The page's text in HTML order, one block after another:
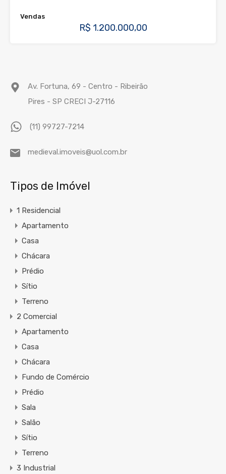
Vendas
R$ 1.200.000,00
Av. Fortuna, 69 - Centro - Ribeirão
Pires - SP CRECI J-27116
(11) 99727-7214
medieval.imoveis@uol.com.br
Tipos de Imóvel
1 Residencial
Apartamento
Casa
Chácara
Prédio
Sítio
Terreno
2 Comercial
Apartamento
Casa
Chácara
Fundo de Comércio
Prédio
Sala
Salão
Sítio
Terreno
3 Industrial